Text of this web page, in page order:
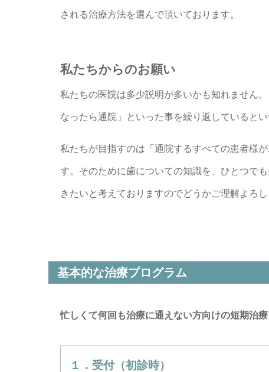
される治療方法を選んで頂いております。
私たちからのお願い
私たちの医院は多少説明が多いかも知れません
なったら通院」といった事を繰り返していると
私たちが目指すのは「通院するすべての患者様
す。そのために歯についての知識を、ひとつで
きたいと考えておりますのでどうかご理解よろし
基本的な治療プログラム
忙しくて何回も治療に通えない方向けの短期治療
１．受付（初診時）